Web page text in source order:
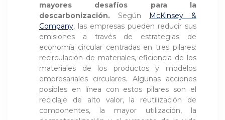
mayores desafíos para la
descarbonización. Según McKinsey &
Company, las empresas pueden reducir sus
emisiones a través de estrategias de
economía circular centradas en tres pilares:
recirculación de materiales, eficiencia de los
materiales de los productos y modelos
empresariales circulares. Algunas acciones
posibles en línea con estos pilares son el
reciclaje de alto valor, la reutilización de
componentes, la mayor utilización, la